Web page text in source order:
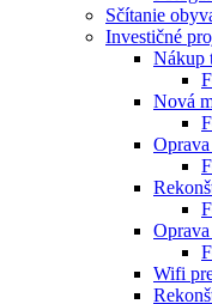
Sčítanie
Investičné
Nákup
Nová
Wifi